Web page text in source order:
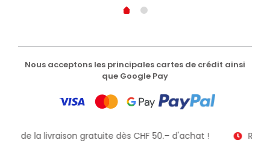
Nous acceptons les principales cartes de crédit ainsi
que Google Pay
de la livraison gratuite dès CHF 50.– d'achat !